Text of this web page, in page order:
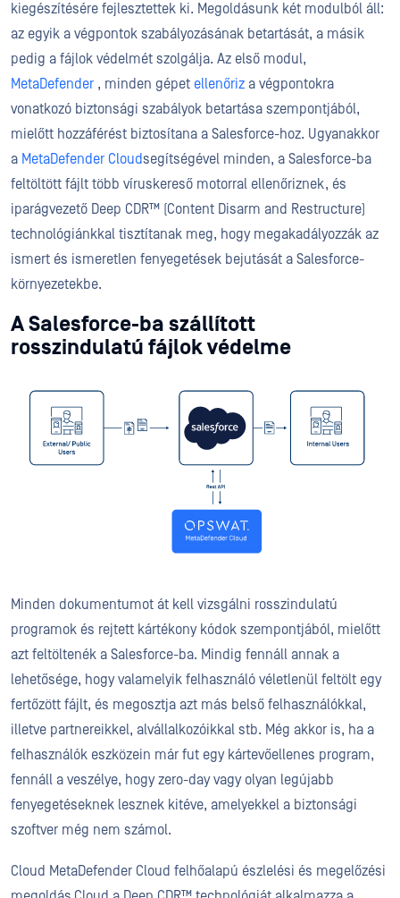
kiegészítésére fejlesztettek ki. Megoldásunk két modulból áll:
az egyik a végpontok szabályozásának betartását, a másik
pedig a fájlok védelmét szolgálja. Az első modul,
MetaDefender , minden gépet ellenőriz a végpontokra
vonatkozó biztonsági szabályok betartása szempontjából,
mielőtt hozzáférést biztosítana a Salesforce-hoz. Ugyanakkor
a MetaDefender Cloudsegítségével minden, a Salesforce-ba
feltöltött fájlt több víruskereső motorral ellenőriznek, és
iparágvezető Deep CDR™ (Content Disarm and Restructure)
technológiánkkal tisztítanak meg, hogy megakadályozzák az
ismert és ismeretlen fenyegetések bejutását a Salesforce-
környezetekbe.
A Salesforce-ba szállított
rosszindulatú fájlok védelme
Minden dokumentumot át kell vizsgálni rosszindulatú
programok és rejtett kártékony kódok szempontjából, mielőtt
azt feltöltenék a Salesforce-ba. Mindig fennáll annak a
lehetősége, hogy valamelyik felhasználó véletlenül feltölt egy
fertőzött fájlt, és megosztja azt más belső felhasználókkal,
illetve partnereikkel, alvállalkozóikkal stb. Még akkor is, ha a
felhasználók eszközein már fut egy kártevőellenes program,
fennáll a veszélye, hogy zero-day vagy olyan legújabb
fenyegetéseknek lesznek kitéve, amelyekkel a biztonsági
szoftver még nem számol.
Cloud MetaDefender Cloud felhőalapú észlelési és megelőzési